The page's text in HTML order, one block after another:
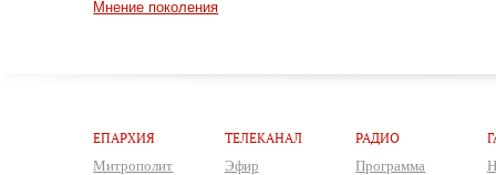
Мнение поколения
ЕПАРХИЯ
Митрополит
ТЕЛЕКАНАЛ
Эфир
РАДИО
Программа